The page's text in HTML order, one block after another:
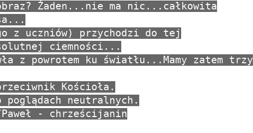
Żaden...nie ma nic...całkowita
z uczniów) przychodzi do tej
ciemności...
z powrotem ku światłu...Mamy zatem trzy
Kościoła.
neutralnych.
Paweł - chrześcijanin